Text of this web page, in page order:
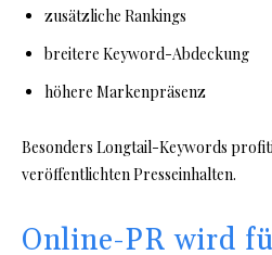
zusätzliche Rankings
breitere Keyword-Abdeckung
höhere Markenpräsenz
Besonders Longtail-Keywords
veröffentlichten Presseinhalten.
Online-PR wird